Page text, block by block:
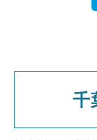
千